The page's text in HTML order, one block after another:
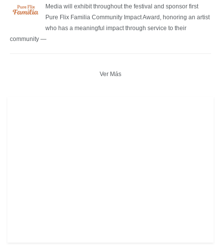
Media will exhibit throughout the festival and sponsor first
Pure Flix Familia Community Impact Award, honoring an artist
who has a meaningful impact through service to their
community —
Ver Más